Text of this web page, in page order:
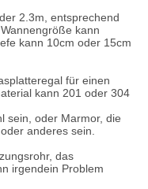
2.3m, entsprechend
kann
kann 10cm oder 15cm
für einen
kann 201 oder 304
sein, oder Marmor, die
anderes sein.
das
irgendein Problem